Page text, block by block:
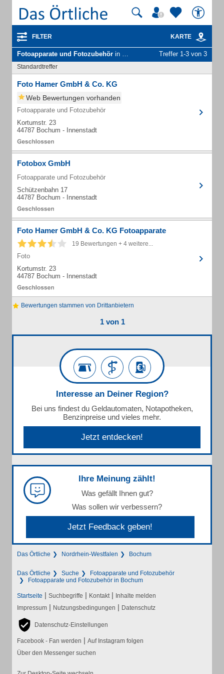
FILTER KARTE
Fotoapparate und Fotozubehör in Bochum Treffer 1-3 von 3
Standardtreffer
Foto Hamer GmbH & Co. KG
Web Bewertungen vorhanden
Fotoapparate und Fotozubehör
Kortumstr. 23
44787 Bochum - Innenstadt
Fotobox GmbH
Fotoapparate und Fotozubehör
Schützenbahn 17
44787 Bochum - Innenstadt
Foto Hamer GmbH & Co. KG Fotoapparate
19 Bewertungen + 4 weitere...
Foto
Kortumstr. 23
44787 Bochum - Innenstadt
Bewertungen stammen von Drittanbietern
1 von 1
Interesse an Deiner Region?
Bei uns findest du Geldautomaten, Notapotheken,
Benzinpreise und vieles mehr.
Jetzt entdecken!
Ihre Meinung zählt!
Was gefällt Ihnen gut?
Was sollen wir verbessern?
Jetzt Feedback geben!
Das Örtliche Nordrhein-Westfalen Bochum
Das Örtliche Suche
Fotoapparate und Fotozubehör
Fotoapparate und Fotozubehör in Bochum
Startseite | Suchbegriffe | Kontakt | Inhalte melden
Impressum | Nutzungsbedingungen | Datenschutz
Datenschutz-Einstellungen
Facebook - Fan werden | Auf Instagram folgen
Über den Messenger suchen